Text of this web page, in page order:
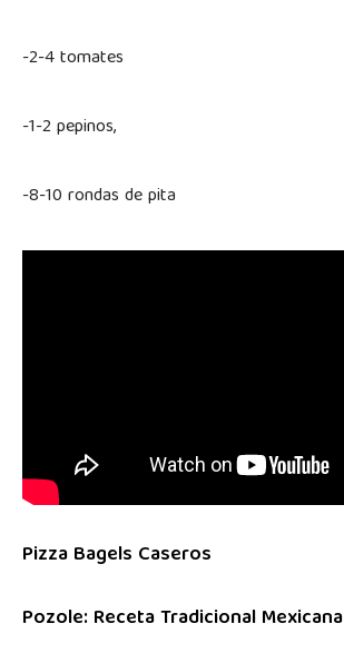
-2-4 tomates
-1-2 pepinos,
-8-10 rondas de pita
Pizza Bagels Caseros
Pozole: Receta Tradicional Mexicana